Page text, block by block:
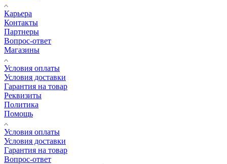
Карьера
Контакты
Партнеры
Вопрос-ответ
Магазины
Условия оплаты
Условия доставки
Гарантия на товар
Реквизиты
Политика
Помощь
Условия оплаты
Условия доставки
Гарантия на товар
Вопрос-ответ